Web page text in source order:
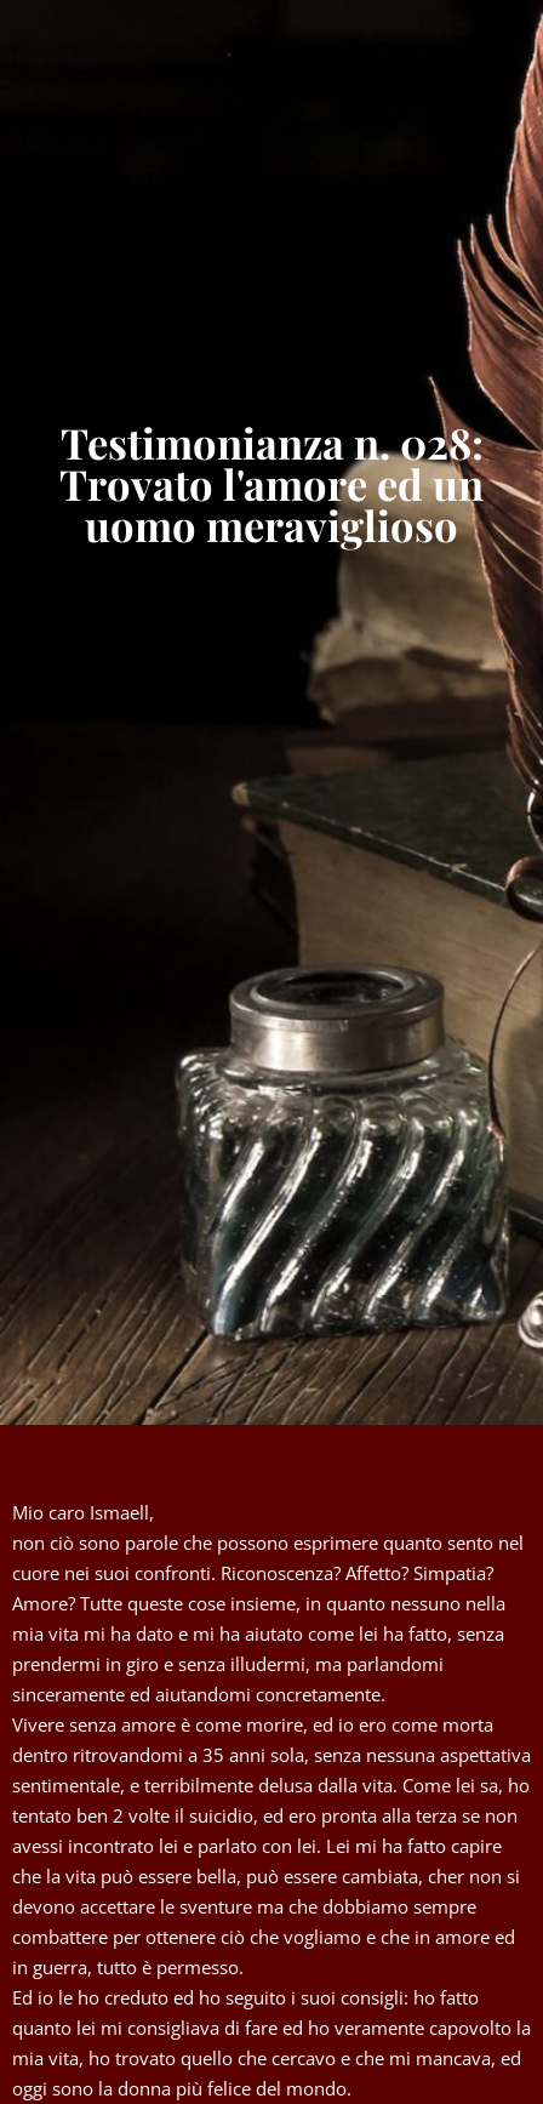
Testimonianza n. 028:
Trovato l'amore ed un
uomo meraviglioso
Mio caro Ismaell,
non ciò sono parole che possono esprimere quanto sento nel
cuore nei suoi confronti. Riconoscenza? Affetto? Simpatia?
Amore? Tutte queste cose insieme, in quanto nessuno nella
mia vita mi ha dato e mi ha aiutato come lei ha fatto, senza
prendermi in giro e senza illudermi, ma parlandomi
sinceramente ed aiutandomi concretamente.
Vivere senza amore è come morire, ed io ero come morta
dentro ritrovandomi a 35 anni sola, senza nessuna aspettativa
sentimentale, e terribilmente delusa dalla vita. Come lei sa, ho
tentato ben 2 volte il suicidio, ed ero pronta alla terza se non
avessi incontrato lei e parlato con lei. Lei mi ha fatto capire
che la vita può essere bella, può essere cambiata, cher non si
devono accettare le sventure ma che dobbiamo sempre
combattere per ottenere ciò che vogliamo e che in amore ed
in guerra, tutto è permesso.
Ed io le ho creduto ed ho seguito i suoi consigli: ho fatto
quanto lei mi consigliava di fare ed ho veramente capovolto la
mia vita, ho trovato quello che cercavo e che mi mancava, ed
oggi sono la donna più felice del mondo.